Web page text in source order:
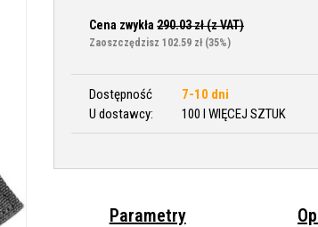
Cena zwykła 290.03zł (z VAT)
Zaoszczędzisz 102.59 zł (35%)
Dostępność
7-10 dni
U dostawcy:
100 I WIĘCEJ SZTUK
Parametry